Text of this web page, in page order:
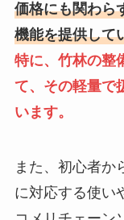
価格にも関わら
機能を提供して
特に、竹林の整
て、その軽量で
います。
また、初心者か
に対応する使い